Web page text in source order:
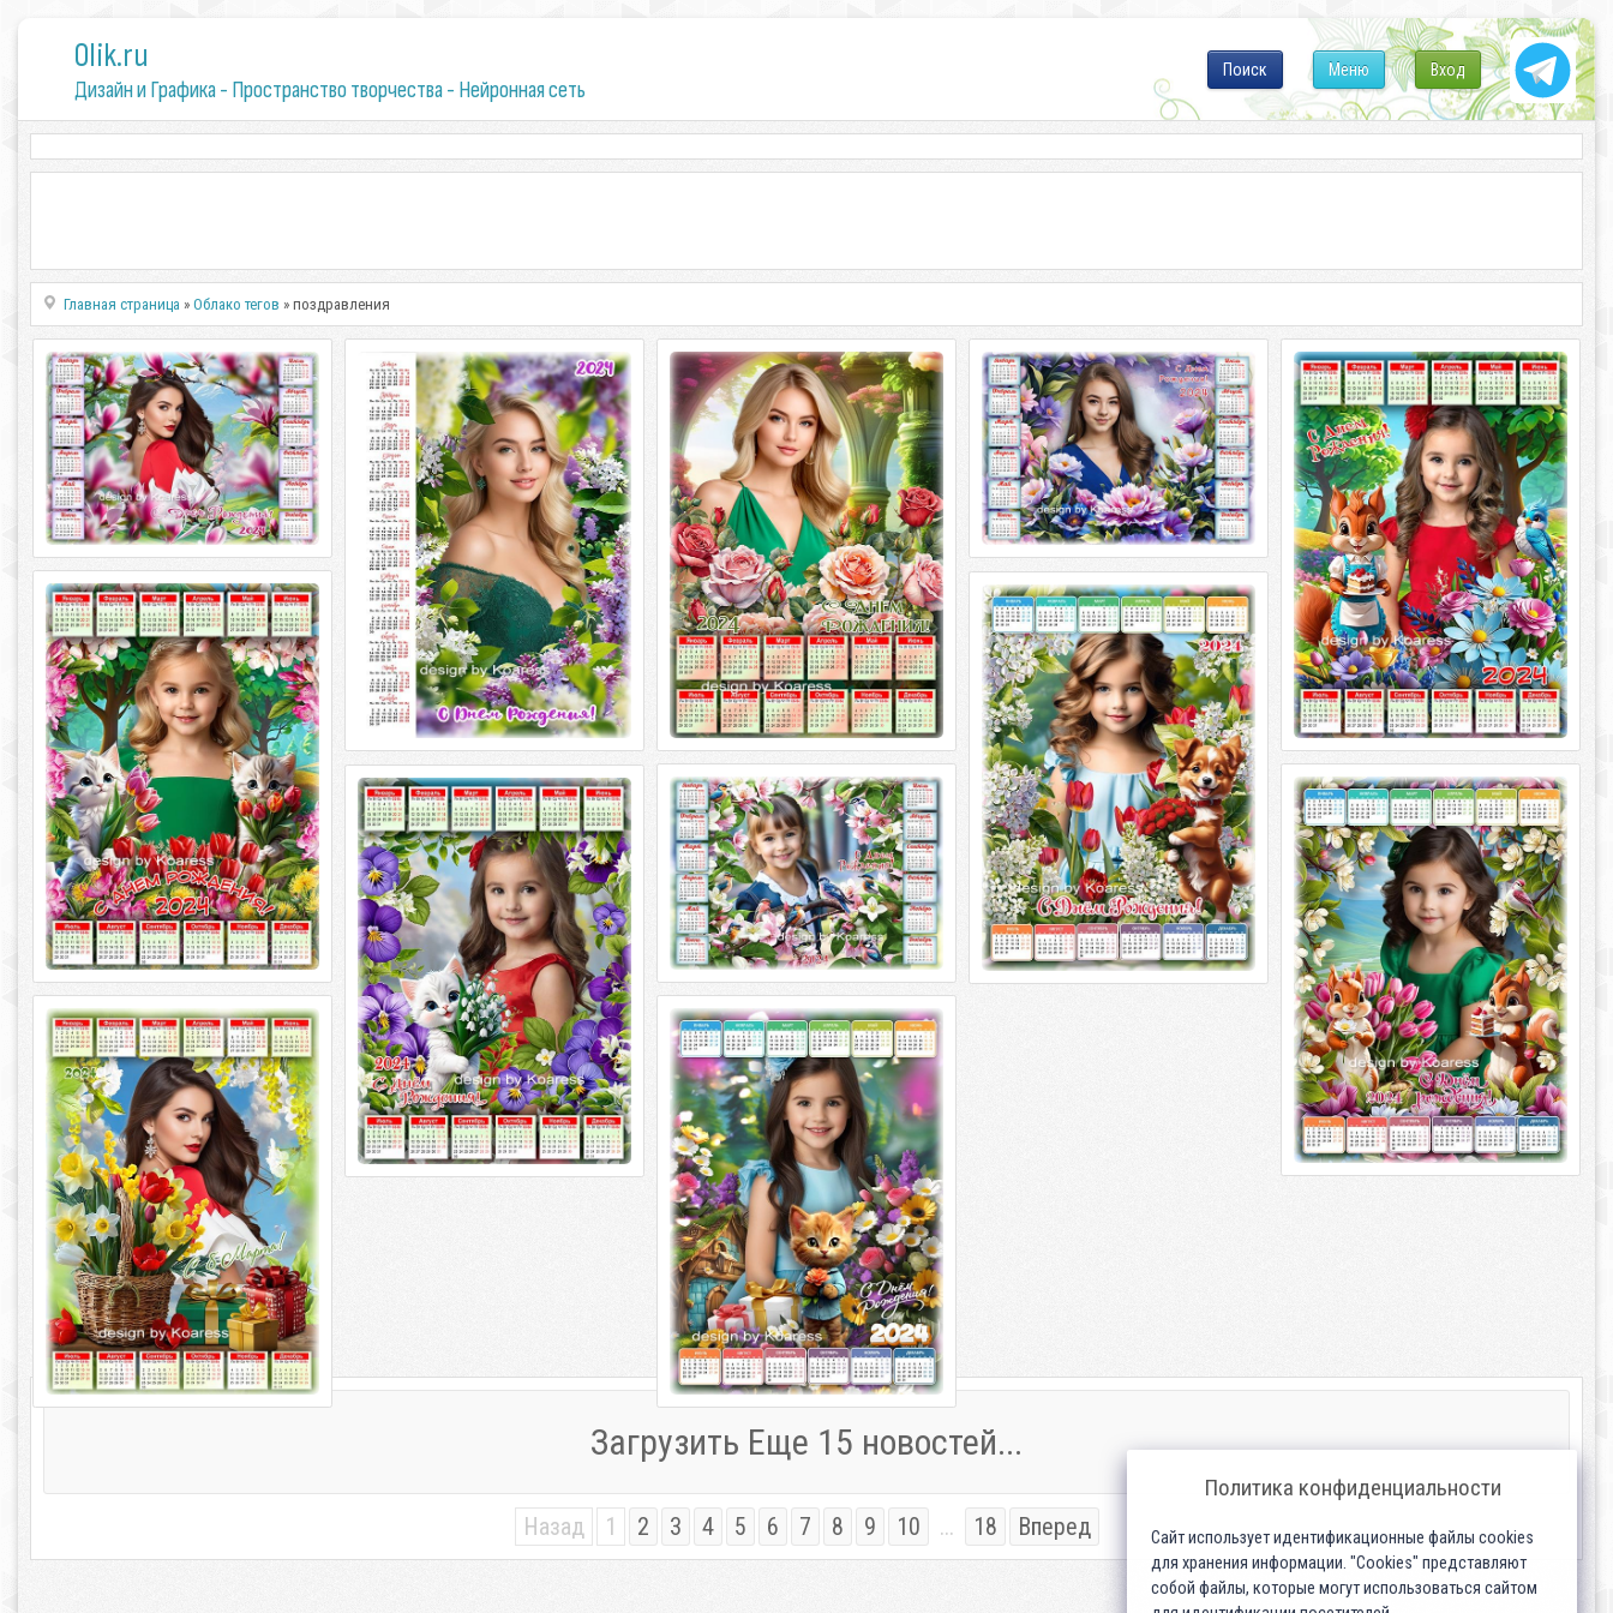
0lik.ru
Дизайн и Графика - Пространство творчества - Нейронная сеть
Вход
Меню
Поиск
Главная страница »Облако тегов » поздравления
Календарь на 2024 год к Дню
Рождения - Магнолии
С33_[/center] Календаря на 2024 год
ко дню Рождения - Магнолии PSD
большой, PNG | 4961x3508 | 300
Календарь на 2024 год к Дню
Рождения - Сирень
С33_[/center] Январь 2024 года ко дню
Рождения - Сирень PSD большой, PNG
| 4961x3508 | 300 точек на
Календарь на 2024 год - Розы в
День Рождения
С33_[/center] Календаря на 2024 год -
Дни Рождения PSD большой, PNG |
4961x3508 | 300 точек на дюйм
Календарь на 2024 год - Цветы
для самой милой и чудесной
С33_[/center] Календарь на 2024 год -
Новости для молодой девушки и
чудесной PSD файл большой |
Календарь на 2024 год для детей -
Угощение в День Рождения
С33_[/center] Январь 2024 года для
детей - Согласие в День Рождения
PSD большой, PNG | 4961x3508 |
Календарь на 2024 год для детей к
Дню Рождения - Котята
Календ на 2024 год для детей ко Дню
Рождения - Котята PSD
многоцветный, PNG | 4961x3508 | 300
точек
Календарь на 2024 год для детей к
Дню Рождения - Праздничный
букет
Календ на 2024 год для детей ко Дню
Рождения - Праздничный букет PSD
многоцветный, PNG | 4961x3508
Календарь на 2024 год для детей к
Дню Рождения - Птичьи истории
(10 птичек)
Календарь на 2024 год для детей ко
Дню Рождения - Птичьи истории (10
птичек) PSD многоцветный, PNG
Календарь на 2024 год для детей -
Тортик к Дню Рождения
Календ на 2024 год для детей - Тортик
ко дню Рождения PSD многоцветный,
PNG | 4961x3508 | 300 точек
Календарь на 2024 год для детей -
Любимый праздник детства
Календ на 2024 год для детей -
Любимый праздник детства PSD
многоцветный, PNG | 4961x3508 | 300
Календарь на 2024 год - 8 Марта
Календарь на 2024 год - 8 Марта PSD
многослойный, PNG | 4961x3508 | 300
dpi Автор: Koaress
Календарь на 2024 год для детей -
Поздравляю с Днем Рождения
Календарь на 2024 год для детей -
Поздравляю с Днем Рождения PSD
многослойный | 4961x3508 | 300 dpi
Загрузить Еще 15 новостей...
Назад 1 2 3 4 5 6 7 8 9 10 ... 18 Вперед
Политика конфиденциальности
Сайт использует идентификационные файлы cookies
для хранения информации. "Cookies" представляют
собой файлы, которые могут использоваться сайтом